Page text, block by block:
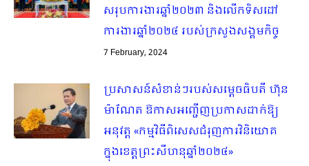
សរុបការងារឆ្នាំ២០២៣ និងលើកទិសដៅ
ការងារឆ្នាំ២០២៤ របស់ក្រសួងសង្គមកិច្ច
7 February, 2024
ប្រសាសន៍សំខាន់ៗរបស់សម្តេចធិបតី ហ៊ុន
ម៉ាណែត ឱកាសអញ្ជើញប្រកាសដាក់ឱ្យ
អនុវត្ត «កម្មវិធីពិសេសជំរុញការវិនិយោគ
ក្នុងខេត្តព្រះសីហនុឆ្នាំ២០២៤»